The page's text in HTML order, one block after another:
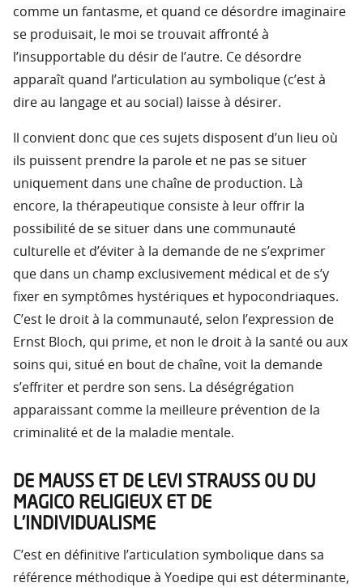
comme un fantasme, et quand ce désordre imaginaire
se produisait, le moi se trouvait affronté à
l’insupportable du désir de l’autre. Ce désordre
apparaît quand l’articulation au symbolique (c’est à
dire au langage et au social) laisse à désirer.
Il convient donc que ces sujets disposent d’un lieu où
ils puissent prendre la parole et ne pas se situer
uniquement dans une chaîne de production. Là
encore, la thérapeutique consiste à leur offrir la
possibilité de se situer dans une communauté
culturelle et d’éviter à la demande de ne s’exprimer
que dans un champ exclusivement médical et de s’y
fixer en symptômes hystériques et hypocondriaques.
C’est le droit à la communauté, selon l’expression de
Ernst Bloch, qui prime, et non le droit à la santé ou aux
soins qui, situé en bout de chaîne, voit la demande
s’effriter et perdre son sens. La déségrégation
apparaissant comme la meilleure prévention de la
criminalité et de la maladie mentale.
DE MAUSS ET DE LEVI STRAUSS OU DU
MAGICO RELIGIEUX ET DE
L’INDIVIDUALISME
C’est en définitive l’articulation symbolique dans sa
référence méthodique à Yoedipe qui est déterminante,